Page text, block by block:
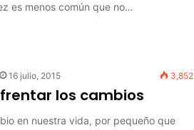
es menos común que no…
16 julio, 2015 3,852
los cambios
en nuestra vida, por pequeño que